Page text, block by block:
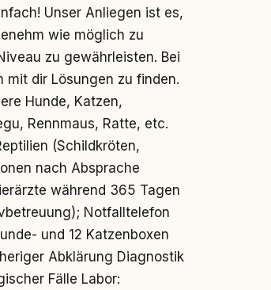
Unser Anliegen ist es,
wie möglich zu
zu gewährleisten. Bei
dir Lösungen zu finden.
Hunde, Katzen,
Rennmaus, Ratte, etc.
(Schildkröten,
nach Absprache
während 365 Tagen
Notfalltelefon
und 12 Katzenboxen
Abklärung Diagnostik
Fälle Labor: